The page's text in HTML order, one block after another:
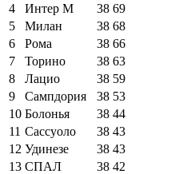
4
Интер М 38 69
5
Милан 38 68
6
Рома 38 66
7
Торино 38 63
8
Лацио 38 59
9
Сампдория 38 53
10 Болонья 38 44
11 Сассуоло 38 43
12 Удинезе 38 43
13 СПАЛ 38 42